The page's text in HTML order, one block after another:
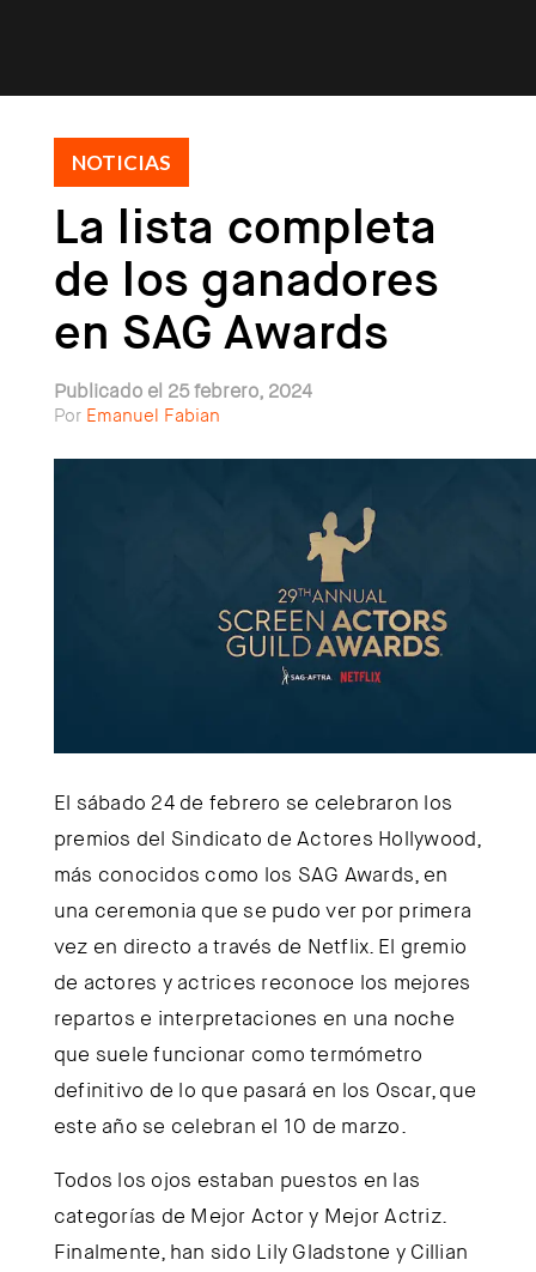
NOTICIAS
La lista completa
de los ganadores
en SAG Awards
Publicado el 25 febrero, 2024
Por Emanuel Fabian
El sábado 24 de febrero se celebraron los
premios del Sindicato de Actores Hollywood,
más conocidos como los SAG Awards, en
una ceremonia que se pudo ver por primera
vez en directo a través de Netflix. El gremio
de actores y actrices reconoce los mejores
repartos e interpretaciones en una noche
que suele funcionar como termómetro
definitivo de lo que pasará en los Oscar, que
este año se celebran el 10 de marzo.
Todos los ojos estaban puestos en las
categorías de Mejor Actor y Mejor Actriz.
Finalmente, han sido Lily Gladstone y Cillian